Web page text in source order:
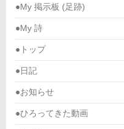
●My 掲示板 (足跡)
●My 詩
●トップ
●日記
●お知らせ
●ひろってきた動画